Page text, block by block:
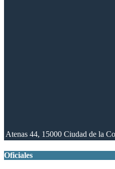
Atenas 44, 15000 Ciudad de la
Oficiales